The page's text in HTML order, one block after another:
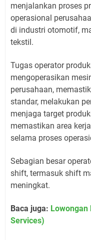
menjalankan proses
operasional
di industri otomotif,
tekstil.
Tugas operator
mengoperasikan
perusahaan,
standar, melakukan
menjaga target
memastikan area
selama proses
Sebagian besar
shift, termasuk shift
meningkat.
Baca juga: Lowongan
Services)